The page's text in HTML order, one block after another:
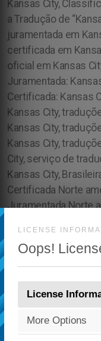
LICENSE
Oops!
License
More Options